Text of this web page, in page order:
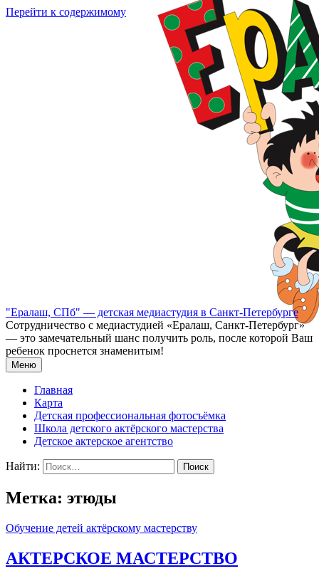
Перейти к содержимому
"Ералаш, СПб" — детская медиастудия в Санкт-Петербурге
Сотрудничество с медиастудией «Epaлаш, Санкт-Петербург»
— это замечательный шанс получить роль, после которой Ваш
ребенок проснется знаменитым!
Меню
Главная
Карта
Детская профессиональная фотосъёмка
Школа детского актёрского мастерства
Детское актерское агентство
Найти:
Метка: этюды
Обучение детей актёрскому мастерству
АКТЕРСКОЕ МАСТЕРСТВО